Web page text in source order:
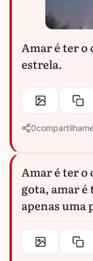
Amar é ter o
estrela.
0
Amar é ter o
gota, amar
apenas uma